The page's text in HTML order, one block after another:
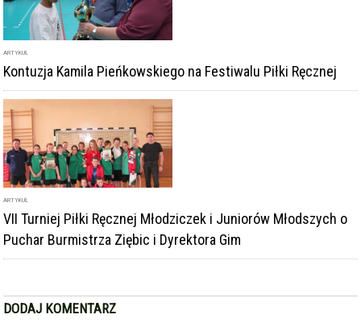
ARTYKUŁ
Kontuzja Kamila Pieńkowskiego na Festiwalu Piłki Ręcznej
ARTYKUŁ
VII Turniej Piłki Ręcznej Młodziczek i Juniorów Młodszych o
Puchar Burmistrza Ziębic i Dyrektora Gim
DODAJ KOMENTARZ